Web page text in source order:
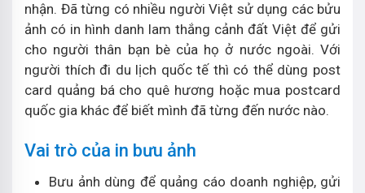
nhận. Đã từng có nhiều người Việt sử dụng các bửu
ảnh có in hình danh lam thắng cảnh đất Việt để gửi
cho người thân bạn bè của họ ở nước ngoài. Với
người thích đi du lịch quốc tế thì có thể dùng post
card quảng bá cho quê hương hoặc mua postcard
quốc gia khác để biết mình đã từng đến nước nào.
Vai trò của in bưu ảnh
Bưu ảnh dùng để quảng cáo doanh nghiệp, gửi